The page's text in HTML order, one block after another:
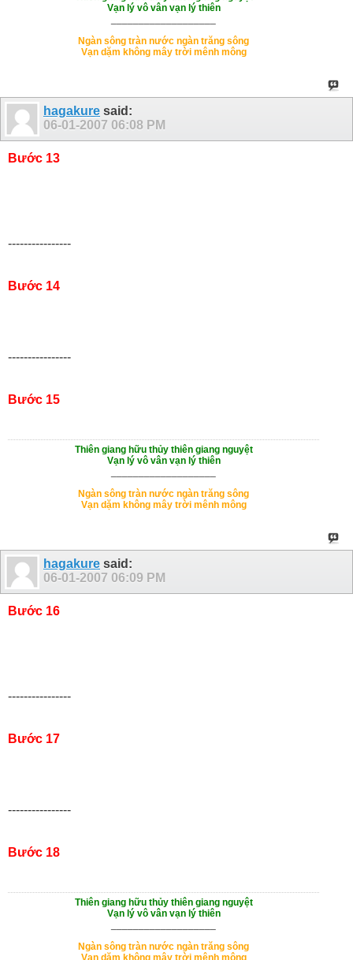
Vạn lý vô vân vạn lý thiên
Ngàn sông tràn nước ngàn trăng sông
Vạn dặm không mây trời mênh mông
hagakure said:
06-01-2007 06:08 PM
Bước 13
----------------
Bước 14
----------------
Bước 15
Thiên giang hữu thủy thiên giang nguyệt
Vạn lý vô vân vạn lý thiên
Ngàn sông tràn nước ngàn trăng sông
Vạn dặm không mây trời mênh mông
hagakure said:
06-01-2007 06:09 PM
Bước 16
----------------
Bước 17
----------------
Bước 18
Thiên giang hữu thủy thiên giang nguyệt
Vạn lý vô vân vạn lý thiên
Ngàn sông tràn nước ngàn trăng sông
Vạn dặm không mây trời mênh mông